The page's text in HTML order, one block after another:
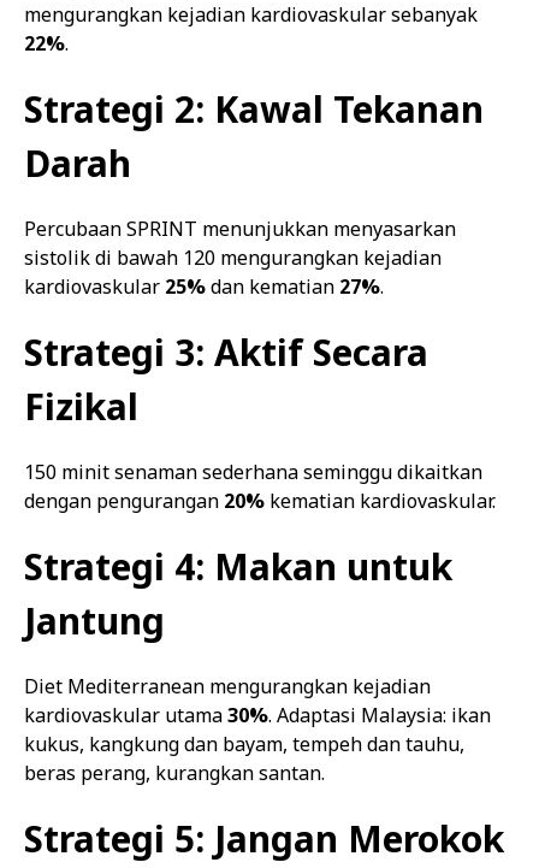
mengurangkan kejadian kardiovaskular sebanyak
22%.
Strategi 2: Kawal Tekanan
Darah
Percubaan SPRINT menunjukkan menyasarkan
sistolik di bawah 120 mengurangkan kejadian
kardiovaskular 25%dan kematian 27%.
Strategi 3: Aktif Secara
Fizikal
150 minit senaman sederhana seminggu dikaitkan
dengan pengurangan 20% kematian kardiovaskular.
Strategi 4: Makan untuk
Jantung
Diet Mediterranean mengurangkan kejadian
kardiovaskular utama30%. Adaptasi Malaysia: ikan
kukus, kangkung dan bayam, tempeh dan tauhu,
beras perang, kurangkan santan.
Strategi 5: Jangan Merokok